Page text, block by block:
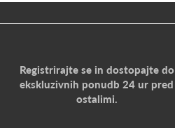
Registrirajte se in dostopajte do
ekskluzivnih ponudb 24 ur pred
ostalimi.